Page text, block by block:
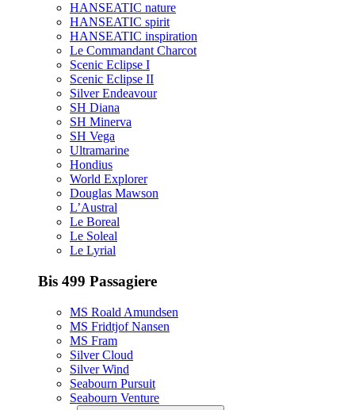
HANSEATIC nature
HANSEATIC spirit
HANSEATIC inspiration
Le Commandant Charcot
Scenic Eclipse I
Scenic Eclipse II
Silver Endeavour
SH Diana
SH Minerva
SH Vega
Ultramarine
Hondius
World Explorer
Douglas Mawson
L’Austral
Le Boreal
Le Soleal
Le Lyrial
Bis 499 Passagiere
MS Roald Amundsen
MS Fridtjof Nansen
MS Fram
Silver Cloud
Silver Wind
Seabourn Pursuit
Seabourn Venture